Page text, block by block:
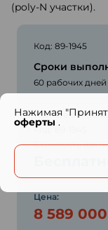
(poly-N участки).
Код: 89-1945
Сроки
60 рабочих дней
Полное
Код: 89-1945
Стоимость
Цена:
8 589
Нажимая
оферты .